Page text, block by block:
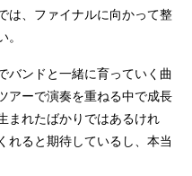
は、ファイナルに向かって整
バンドと一緒に育っていく曲
アーで演奏を重ねる中で成長
まれたばかりではあるけれ
れると期待しているし、本当